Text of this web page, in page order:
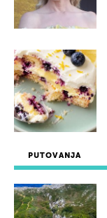
PUTOVANJA